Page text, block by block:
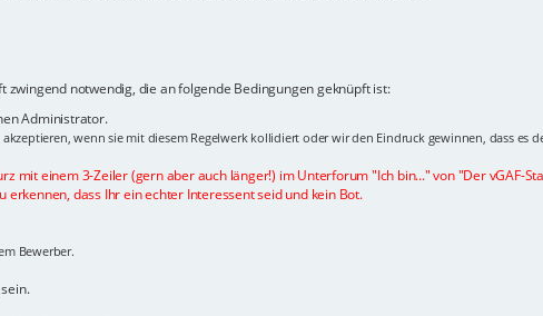
notwendig, die an folgende Bedingungen geknüpft ist:
Administrator.
wenn sie mit diesem Regelwerk kollidiert oder wir den Eindruck gewinnen, dass es
mit einem 3-Zeiler (gern aber auch länger!) im Unterforum "Ich bin..." von "Der vGAF-
dass Ihr ein echter Interessent seid und kein Bot.
Bewerber.